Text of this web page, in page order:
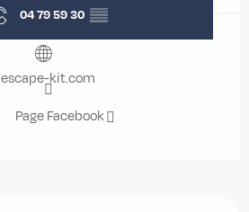
04 79 59 30 ▒▒
escape-kit.com
Page Facebook